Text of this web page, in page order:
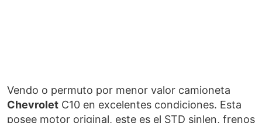
Vendo o permuto por menor valor camioneta
Chevrolet C10 en excelentes condiciones. Esta
posee motor original, este es el STD sinlen, frenos